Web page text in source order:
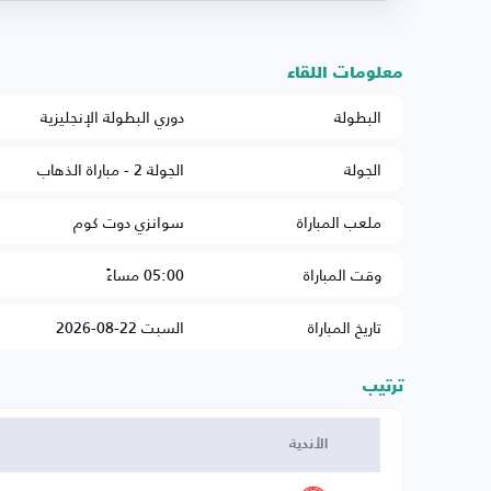
معلومات اللقاء
البطولة
دوري البطولة الإنجليزية
الجولة
الجولة 2 - مباراة الذهاب
ملعب المباراة
سوانزي دوت كوم
وقت المباراة
05:00 مساءً
تاريخ المباراة
السبت 22-08-2026
ترتيب
الأندية